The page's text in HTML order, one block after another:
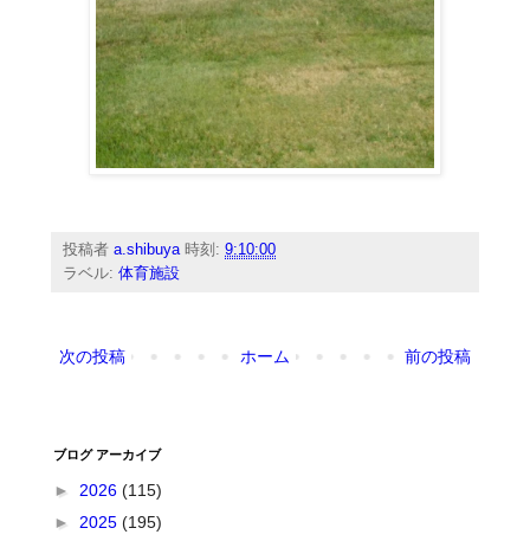
投稿者a.shibuya 時刻:9:10:00
ラベル:体育施設
次の投稿 前の投稿
ホーム
ブログ アーカイブ
►2026(115)
► 2025(195)